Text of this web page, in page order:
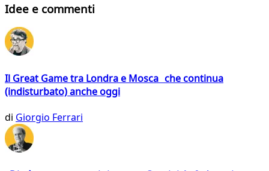
Idee e commenti
Il Great Game tra Londra e Mosca che continua
(indisturbato) anche oggi
di Giorgio Ferrari